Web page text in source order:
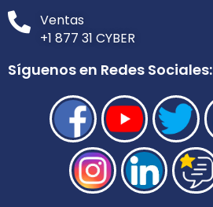
Ventas
+1 877 31 CYBER
Síguenos en Redes Sociales: